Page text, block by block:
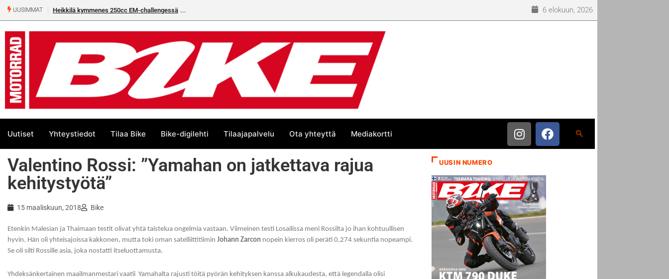
UUSIMMAT Heikkilä kymmenes 250cc EM-challengessä 6 elokuun, 2026
Uutiset Yhteystiedot Tilaa Bike Bike-digilehti Tilaajapalvelu Ota yhteyttä Mediakortti
Valentino Rossi: ”Yamahan on jatkettava rajua
kehitystyötä”
15 maaliskuun, 2018 Bike
Etenkin Malesian ja Thaimaan testit olivat yhtä taistelua ongelmia vastaan. Viimeinen testi Losailissa meni Rossilta jo ihan kohtuullisen
hyvin. Hän oli yhteisajoissa kakkonen, mutta toki oman satelliittitiimin Johann Zarcon nopein kierros oli peräti 0,274 sekuntia nopeampi.
Se oli silti Rossille asia, joka nostatti itseluottamusta.
Yhdeksänkertainen maailmanmestari vaatii Yamahalta rajusti töitä pyörän kehityksen kanssa alkukaudesta, että legendalla olisi
UUSIN NUMERO